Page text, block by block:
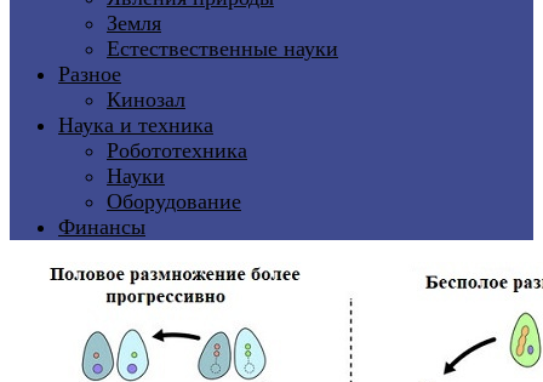
Земля
Естествественные науки
Разное
Кинозал
Наука и техника
Робототехника
Науки
Оборудование
Финансы